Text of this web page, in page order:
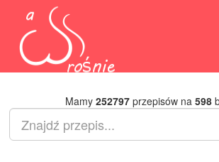
Mamy 252797przepisów na 598